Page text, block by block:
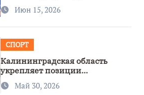
Июн 15, 2026
СПОРТ
Калининградская область
укрепляет позиции
спортивного региона
Май 30, 2026